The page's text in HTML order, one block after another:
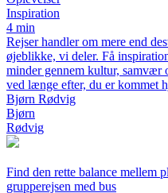
Inspiration
4 min
Rejser handler om mere end
øjeblikke, vi deler. Få
minder gennem kultur, samvær
ved længe efter, du er kommet
Bjørn Rødvig
Bjørn
Rødvig
Find den rette balance mellem
grupperejsen med bus